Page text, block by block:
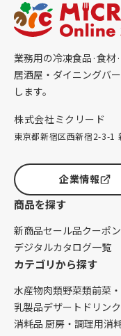
業務用の冷凍食品·食材
居酒屋・ダイニングバ
します。
株式会社ミクリード
東京都新宿区西新宿2-3-1
企業情報
商品を探す
新商品セール品クーポン
デジタルカタログ一覧
カテゴリから探す
水産物肉類野菜類前菜
乳製品デザート ドリンク
消耗品 厨房・調理用消